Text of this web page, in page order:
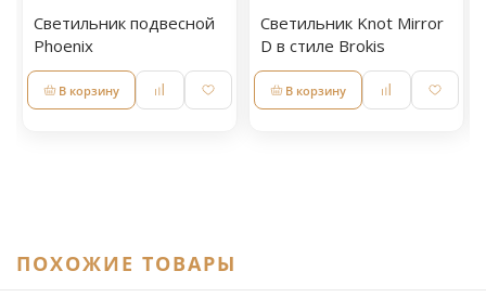
Светильник подвесной
Phoenix
В корзину
Светильник Knot Mirror
D в стиле Brokis
В корзину
ПОХОЖИЕ ТОВАРЫ